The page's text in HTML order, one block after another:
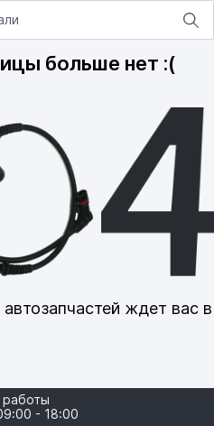
больше нет :(
ждет вас в
работы
- 18:00